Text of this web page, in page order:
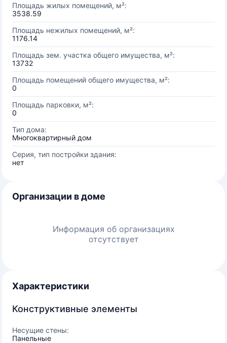
Площадь жилых помещений, м²:
3538.59
Площадь нежилых помещений, м²:
1176.14
Площадь зем. участка общего имущества, м²:
13732
Площадь помещений общего имущества, м²:
0
Площадь парковки, м²:
0
Тип дома:
Многоквартирный дом
Серия, тип постройки здания:
нет
Организации в доме
Информация об организациях
отсутствует
Характеристики
Конструктивные элементы
Несущие стены:
Панельные